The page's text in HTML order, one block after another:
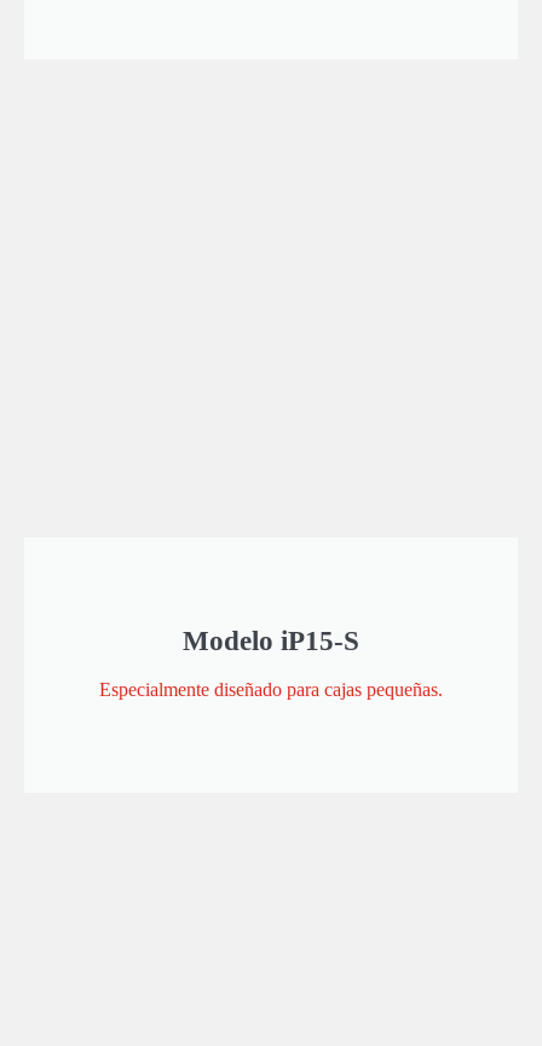
Modelo iP15-S
Especialmente diseñado para cajas pequeñas.